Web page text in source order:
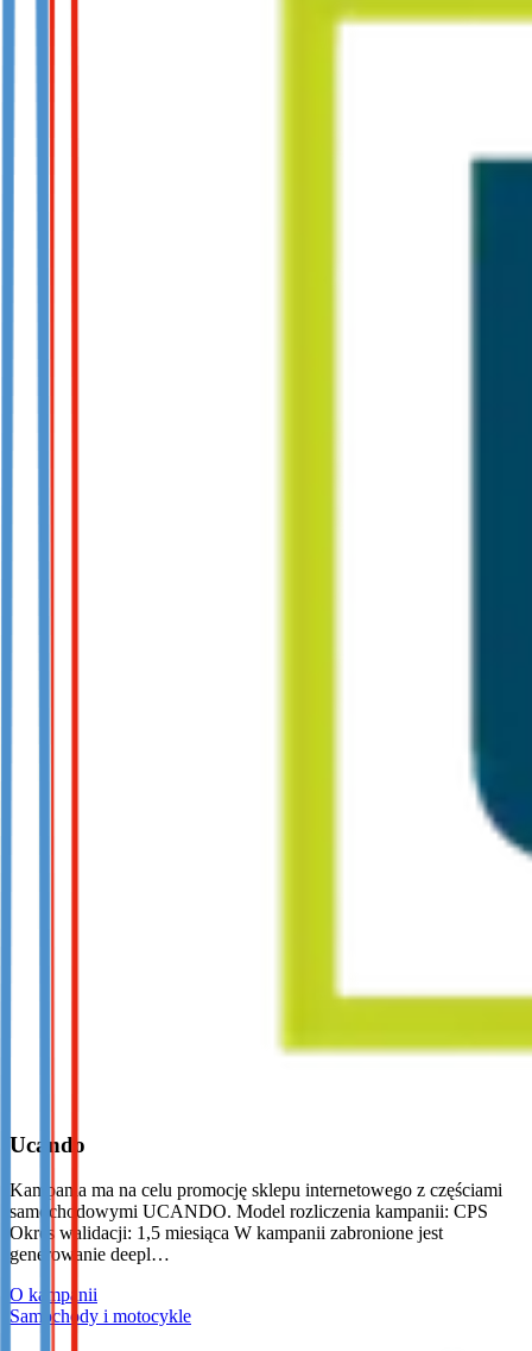
Ucando
Kampania ma na celu promocję sklepu internetowego z częściami
samochodowymi UCANDO. Model rozliczenia kampanii: CPS
Okres walidacji: 1,5 miesiąca W kampanii zabronione jest
generowanie deepl…
O kampanii
Samochody i motocykle